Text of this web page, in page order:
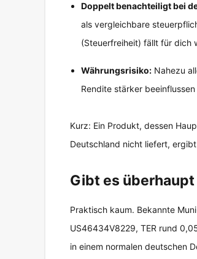
Doppelt benachteiligt bei
als vergleichbare
(Steuerfreiheit) fällt für dich
Währungsrisiko: Nahezu
Rendite stärker
Kurz: Ein Produkt, dessen
Deutschland nicht liefert,
Gibt es
Praktisch kaum. Bekannte
US46434V8229, TER rund
in einem normalen deutschen